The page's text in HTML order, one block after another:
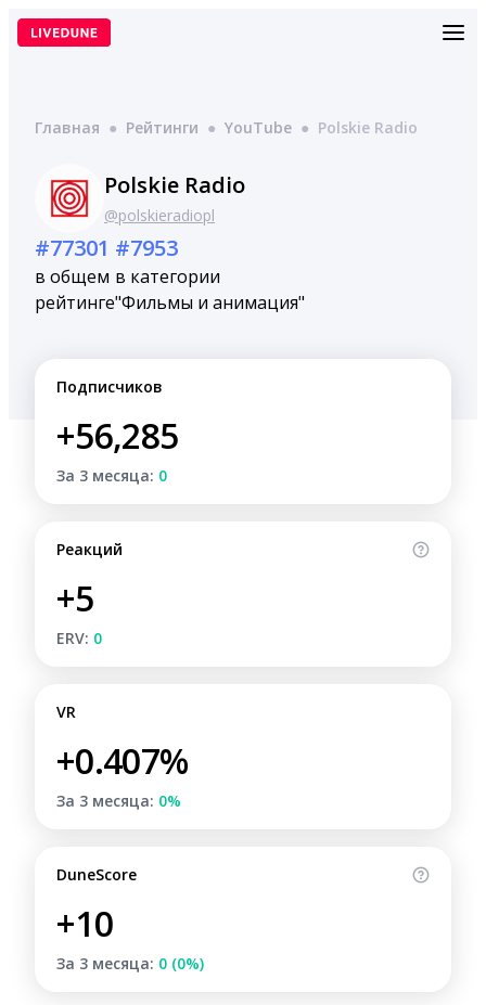
Перейти
Главная ● Рейтинги ● YouTube ● Polskie Radio
Polskie Radio
@polskieradiopl
#77301
в общем
рейтинге
#7953
в категории
"Фильмы и анимация"
Подписчиков
+56,285
За 3 месяца: 0
Реакций
+5
ERV: 0
VR
+0.407%
За 3 месяца: 0%
DuneScore
+10
За 3 месяца: 0 (0%)